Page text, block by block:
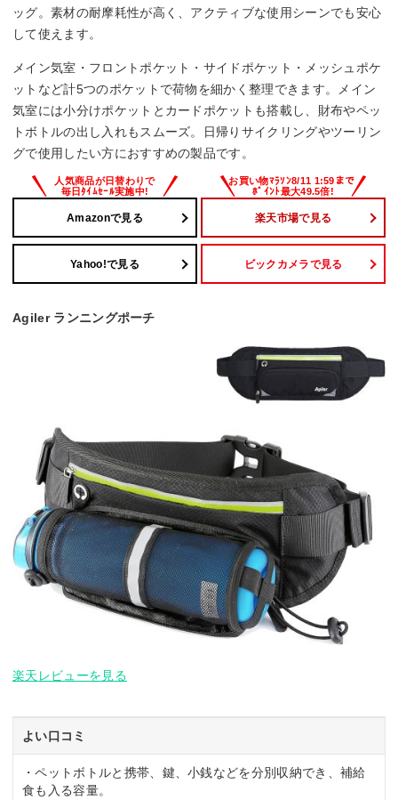
ッグ。素材の耐摩耗性が高く、アクティブな使用シーンでも安心
して使えます。
メイン気室・フロントポケット・サイドポケット・メッシュポケ
ットなど計5つのポケットで荷物を細かく整理できます。メイン
気室には小分けポケットとカードポケットも搭載し、財布やペッ
トボトルの出し入れもスムーズ。日帰りサイクリングやツーリン
グで使用したい方におすすめの製品です。
Amazonで見る 楽天市場で見る
Yahoo!で見る ビックカメラで見る
Agiler ランニングポーチ
楽天レビューを見る
よい口コミ
・ペットボトルと携帯、鍵、小銭などを分別収納でき、補給
食も入る容量。